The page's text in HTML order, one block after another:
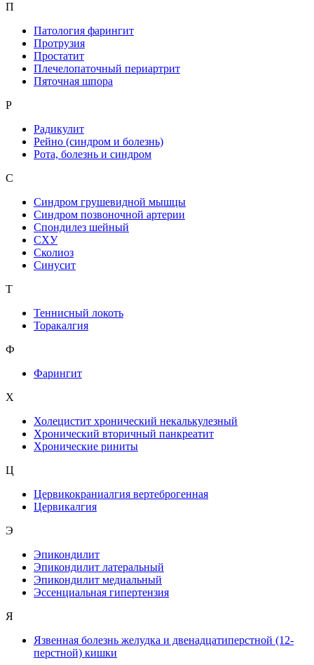
П
Патология фарингит
Протрузия
Простатит
Плечелопаточный периартрит
Пяточная шпора
Р
Радикулит
Рейно (синдром и болезнь)
Рота, болезнь и синдром
С
Синдром грушевидной мышцы
Синдром позвоночной артерии
Спондилез шейный
СХУ
Сколиоз
Синусит
Т
Теннисный локоть
Торакалгия
Ф
Фарингит
X
Холецистит хронический некалькулезный
Хронический вторичный панкреатит
Хронические риниты
Ц
Цервикокраниалгия вертеброгенная
Цервикалгия
Э
Эпикондилит
Эпикондилит латеральный
Эпикондилит медиальный
Эссенциальная гипертензия
Я
Язвенная болезнь желудка и двенадцатиперстной (12-
перстной) кишки